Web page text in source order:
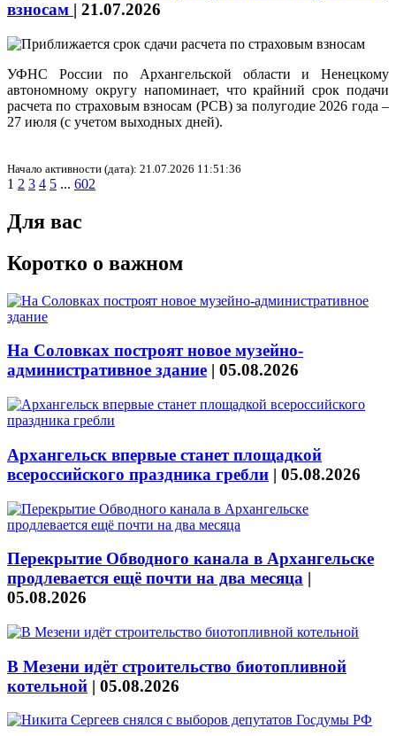
взносам | 21.07.2026
УФНС России по Архангельской области и Ненецкому
автономному округу напоминает, что крайний срок подачи
расчета по страховым взносам (РСВ) за полугодие 2026 года –
27 июля (с учетом выходных дней).
Начало активности (дата): 21.07.2026 11:51:36
1 2 3 4 5 ... 602
Для вас
Коротко о важном
На Соловках построят новое музейно-
административное здание | 05.08.2026
Архангельск впервые станет площадкой
всероссийского праздника гребли | 05.08.2026
Перекрытие Обводного канала в Архангельске
продлевается ещё почти на два месяца |
05.08.2026
В Мезени идёт строительство биотопливной
котельной | 05.08.2026